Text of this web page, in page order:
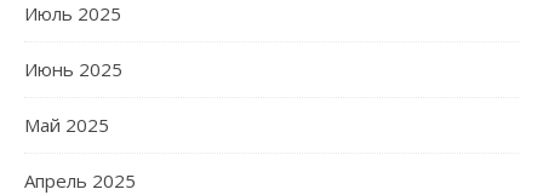
Июль 2025
Июнь 2025
Май 2025
Апрель 2025